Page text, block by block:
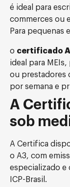
é ideal para
commerces ou
Para pequenas
o certificado
ideal para
ou prestadores
por semana e
A
sob
A Certifica
o A3, com
especializado e
ICP-Brasil.